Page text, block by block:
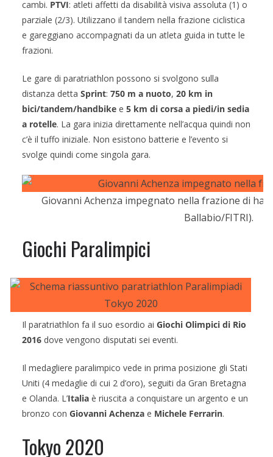
cambi. PTVI: atleti affetti da disabilità visiva assoluta (1) o
parziale (2/3). Utilizzano il tandem nella frazione ciclistica
e gareggiano accompagnati da un atleta guida in tutte le
frazioni.
Le gare di paratriathlon possono si svolgono sulla
distanza detta Sprint: 750 m a nuoto, 20 km in
bici/tandem/handbike e 5 km di corsa a piedi/in sedia
a rotelle. La gara inizia direttamente nell’acqua quindi non
c’è il tuffo iniziale. Non esistono batterie e l’evento si
svolge quindi come singola gara.
Giovanni Achenza impegnato nella frazione di
Ballabio/FITRI).
Giochi Paralimpici
Il paratriathlon fa il suo esordio ai Giochi Olimpici di Rio
2016 dove vengono disputati sei eventi.
Il medagliere paralimpico vede in prima posizione gli Stati
Uniti (4 medaglie di cui 2 d’oro), seguiti da Gran Bretagna
e Olanda. L’Italia è riuscita a conquistare un argento e un
bronzo con Giovanni Achenza e Michele Ferrarin.
Tokyo 2020